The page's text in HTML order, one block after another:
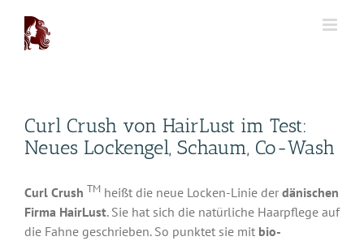
Inhalt
springen
Curl Crush von HairLust im Test:
Neues Lockengel, Schaum, Co-Wash
Curl Crush TMheißt die neue Locken-Linie der dänischen
Firma HairLust. Sie hat sich die natürliche Haarpflege auf
die Fahne geschrieben. So punktet sie mit bio-